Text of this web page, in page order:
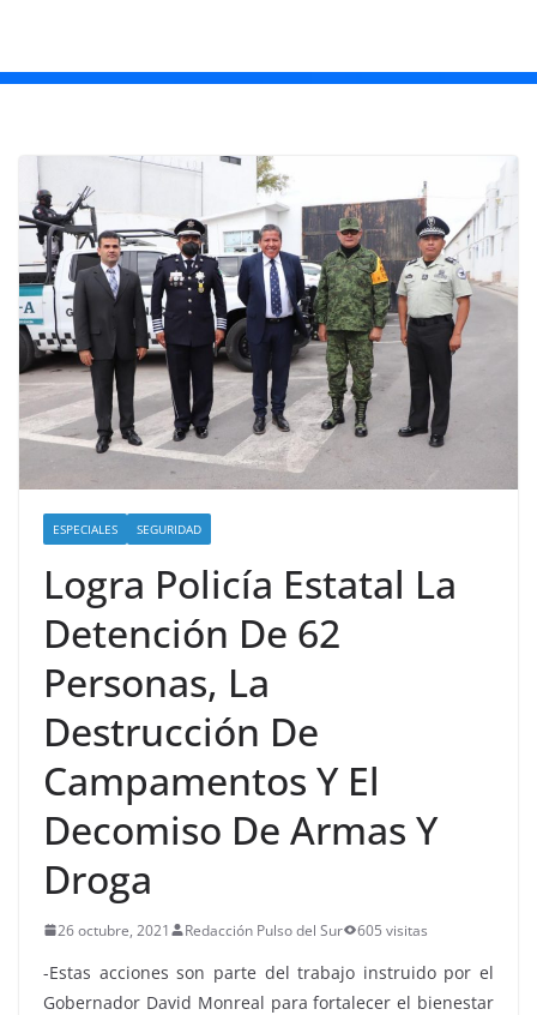
ESPECIALES SEGURIDAD
Logra Policía Estatal La
Detención De 62
Personas, La
Destrucción De
Campamentos Y El
Decomiso De Armas Y
Droga
26 octubre, 2021 Redacción Pulso del Sur 605 visitas
-Estas acciones son parte del trabajo instruido por el
Gobernador David Monreal para fortalecer el bienestar